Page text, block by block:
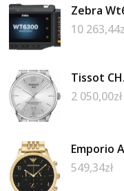
Zebra
10 263,44
Tissot
2 050,00zł
Emporio
549,34zł